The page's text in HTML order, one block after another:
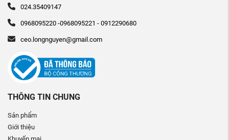
024.35409147
0968095220 -0968095221 - 0912290680
ceo.longnguyen@gmail.com
THÔNG TIN CHUNG
Sản phẩm
Giới thiệu